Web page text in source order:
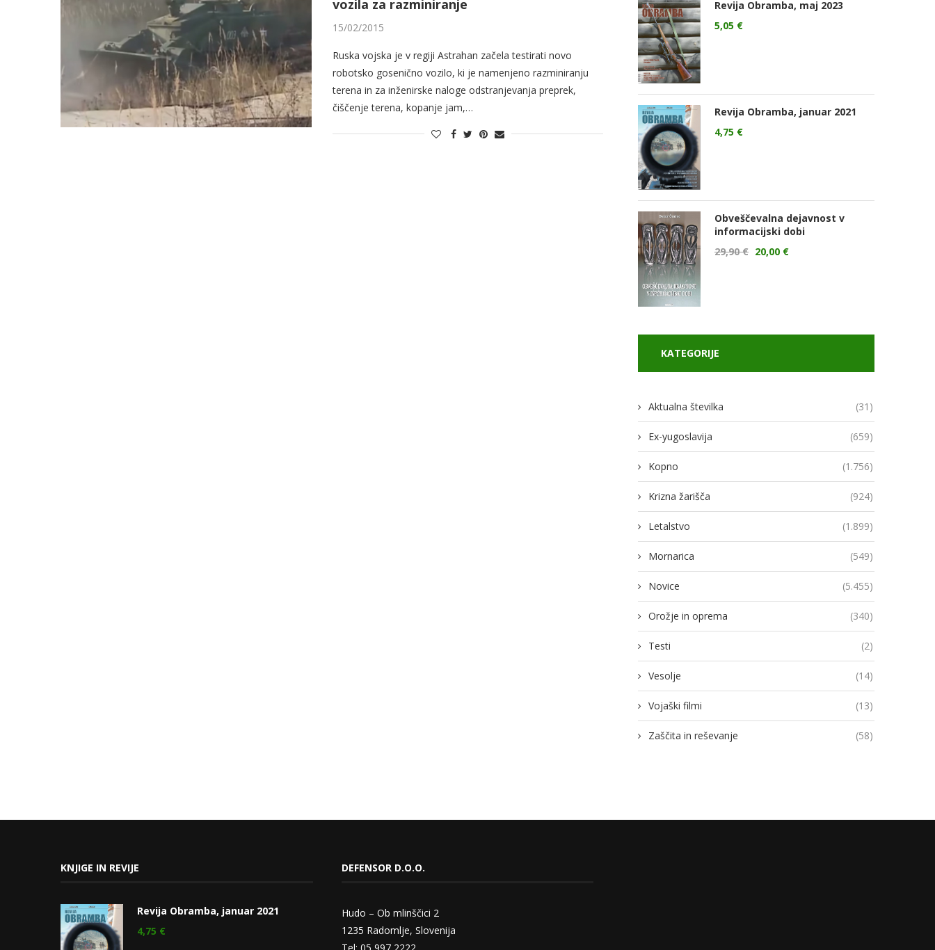
vozila za razminiranje
15/02/2015
Ruska vojska je v regiji Astrahan začela testirati novo
robotsko gosenično vozilo, ki je namenjeno razminiranju
terena in za inženirske naloge odstranjevanja preprek,
čiščenje terena, kopanje jam,…
Revija Obramba, maj 2023
5,05 €
Revija Obramba, januar 2021
4,75 €
Obveščevalna dejavnost v
informacijski dobi
29,90€ 20,00 €
KATEGORIJE
Aktualna številka (31)
Ex-yugoslavija (659)
Kopno (1.756)
Krizna žarišča (924)
Letalstvo (1.899)
Mornarica (549)
Novice (5.455)
Orožje in oprema (340)
Testi (2)
Vesolje (14)
Vojaški filmi (13)
Zaščita in reševanje (58)
KNJIGE IN REVIJE
Revija Obramba, januar 2021
4,75 €
DEFENSOR D.O.O.
Hudo – Ob mlinščici 2
1235 Radomlje, Slovenija